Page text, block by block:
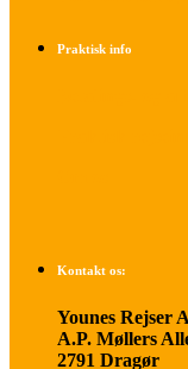
Praktisk info
Kontakt os:
Younes Rejser
A.P. Møllers
2791 Dragør